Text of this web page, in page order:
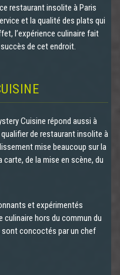
restaurant insolite à Paris
et la qualité des plats qui
l’expérience culinaire fait
de cet endroit.
Cuisine répond aussi à
de restaurant insolite à
mise beaucoup sur la
carte, de la mise en scène, du
et expérimentés
culinaire hors du commun du
sont concoctés par un chef